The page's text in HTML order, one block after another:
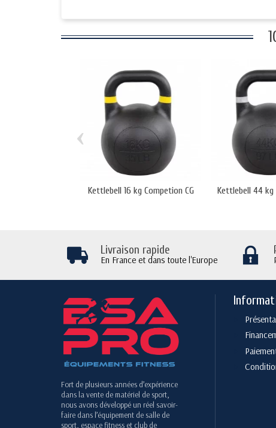
Kettlebell 16 kg Competion CG Kettlebell 44 kg
‹
Livraison rapide
En France et dans toute l'Europe
Fort de plusieurs années d’expérience
dans la vente de matériel de sport,
nous avons développé un réel savoir-
faire dans l’équipement de salle de
sport, espace fitness et club de